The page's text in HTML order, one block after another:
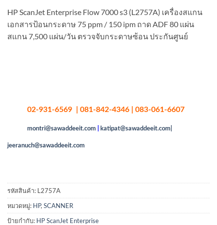
HP ScanJet Enterprise Flow 7000 s3 (L2757A) เครื่องสแกน
เอกสารป้อนกระดาษ 75 ppm / 150 ipm ถาด ADF 80 แผ่น
สแกน 7,500 แผ่น/วัน ตรวจจับกระดาษซ้อน ประกันศูนย์
02-931-6569 | 081-842-4346 | 083-061-6607
montri@sawaddeeit.com katipat@sawaddeeit.com|
jeeranuch@sawaddeeit.com
รหัสสินค้า: L2757A
หมวดหมู่: HP, SCANNER
ป้ายกำกับ: HP ScanJet Enterprise